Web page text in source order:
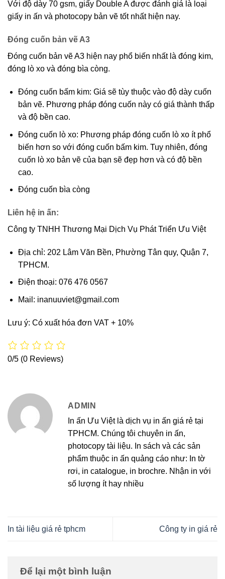
Với độ dày 70 gsm, giấy Double A được đánh giá là loại
giấy in ấn và photocopy bản vẽ tốt nhất hiện nay.
Đóng cuốn bản vẽ A3
Đóng cuốn bản vẽ A3 hiện nay phổ biến nhất là đóng kim,
đóng lò xo và đóng bìa còng.
Đóng cuốn bấm kim: Giá sẽ tùy thuộc vào độ dày cuốn
bản vẽ. Phương pháp đóng cuốn này có giá thành thấp
và độ bền cao.
Đóng cuốn lò xo: Phương pháp đóng cuốn lò xo ít phổ
biến hơn so với đóng cuốn bấm kim. Tuy nhiên, đóng
cuốn lò xo bản vẽ của bạn sẽ đẹp hơn và có độ bền
cao.
Đóng cuốn bìa còng
Liên hệ in ấn:
Công ty TNHH Thương Mại Dịch Vụ Phát Triển Ưu Việt
Địa chỉ: 202 Lâm Văn Bền, Phường Tân quy, Quận 7,
TPHCM.
Điện thoại: 076 476 0567
Mail: inanuuviet@gmail.com
Lưu ý: Có xuất hóa đơn VAT + 10%
0/5 (0 Reviews)
ADMIN
In ấn Ưu Việt là dịch vụ in ấn giá rẻ tại
TPHCM. Chúng tôi chuyên in ấn,
photocopy tài liệu. In sách và các sản
phẩm thuộc in ấn quảng cáo như: In tờ
rơi, in catalogue, in brochre. Nhận in với
số lượng ít hay nhiều
In tài liệu giá rẻ tphcm Công ty in giá rẻ
Để lại một bình luận